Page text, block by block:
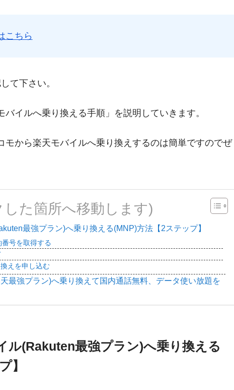
こちら
て下さい。
イルへ乗り換える手順」を説明していきます。
から楽天モバイルへ乗り換えするのは簡単ですのでぜ
した箇所へ移動します)
最強プラン)へ乗り換える(MNP)方法【2ステップ】
号を取得する
えを申し込む
最強プラン)へ乗り換えて国内通話無料、データ使い放題を
ル(Rakuten最強プラン)へ乗り換える
】